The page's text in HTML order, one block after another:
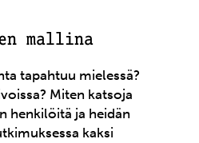
mallina
tapahtuu mielessä?
Miten katsoja
henkilöitä ja heidän
kaksi